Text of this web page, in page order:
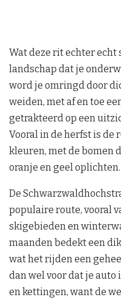
Wat deze rit echter echt
landschap dat je
word je omringd door
weiden, met af en toe
getrakteerd op een
Vooral in de herfst is de
kleuren, met de bomen
oranje en geel oplichten.
De
populaire route, vooral
skigebieden en
maanden bedekt een
wat het rijden een
dan wel voor dat je
en kettingen, want de